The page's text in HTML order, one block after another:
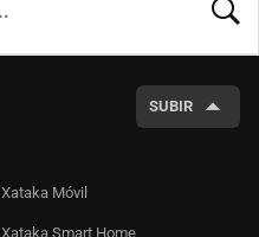
SUBIR
Xataka Móvil
Xataka Smart Home